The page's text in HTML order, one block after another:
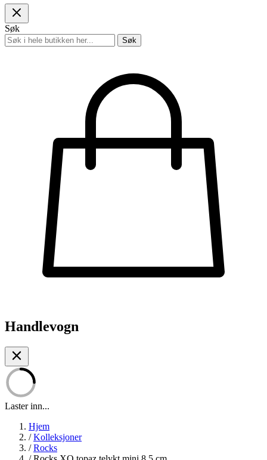
Søk
Søk
Handlevogn
Laster inn...
Hjem
/ Kolleksjoner
/ Rocks